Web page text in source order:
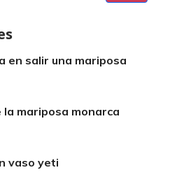
en salir una mariposa
la mariposa monarca
vaso yeti